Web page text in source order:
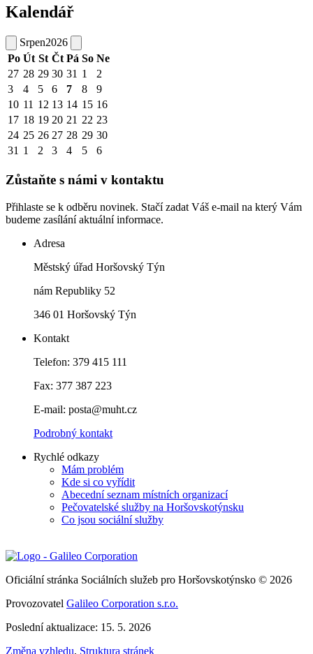
Kalendář
Srpen2026
Po Út St Čt Pá So Ne
27 28 29 30 31 1
2
3
4 5 6 7 8
9
10 11 12 13 14 15 16
17 18 19 20 21 22 23
24 25 26 27 28 29 30
31 1 2 3 4 5 6
Zůstaňte s námi v kontaktu
Přihlaste se k odběru novinek. Stačí zadat Váš e-mail na který Vám
budeme zasílání aktuální informace.
Adresa
Městský úřad Horšovský Týn
nám Republiky 52
346 01 Horšovský Týn
Kontakt
Telefon: 379 415 111
Fax: 377 387 223
E-mail: posta@muht.cz
Podrobný kontakt
Rychlé odkazy
Mám problém
Kde si co vyřídit
Abecední seznam místních organizací
Pečovatelské služby na Horšovskotýnsku
Co jsou sociální služby
Oficiální stránka Sociálních služeb pro Horšovskotýnsko © 2026
Provozovatel Galileo Corporation s.r.o.
Poslední aktualizace: 15. 5. 2026
Změna vzhledu, Struktura stránek